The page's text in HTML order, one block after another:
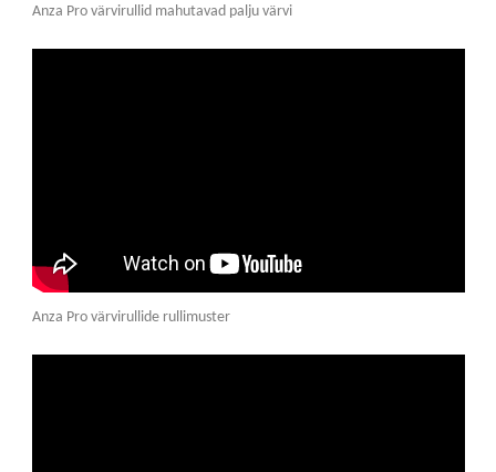
Anza Pro värvirullid mahutavad palju värvi
Anza Pro värvirullide rullimuster